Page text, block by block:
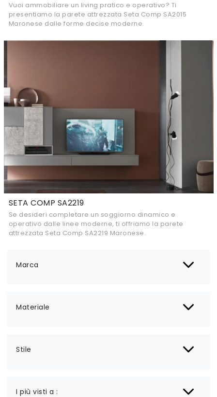
Marca
Materiale
Stile
I più visti a :
Vuoi ammobiliare un living pratico e operativo? Ti
presentiamo la parete attrezzata Seta Comp SA2015
Maronese dalle forme decise moderne.
SETA COMP SA2219
Se desideri completare un soggiorno dinamico e
operativo dalle linee moderne, ti offriamo la parete
attrezzata Seta Comp SA2219 Maronese.